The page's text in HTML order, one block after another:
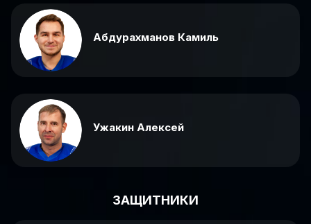
Абдурахманов Камиль
Ужакин Алексей
ЗАЩИТНИКИ